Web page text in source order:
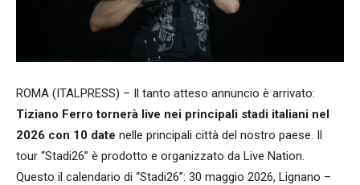
ROMA (ITALPRESS) – Il tanto atteso annuncio è arrivato:
Tiziano Ferro tornerà live nei principali stadi italiani nel
2026 con 10 date nelle principali città del nostro paese. Il
tour “Stadi26” è prodotto e organizzato da Live Nation.
Questo il calendario di “Stadi26”: 30 maggio 2026, Lignano –